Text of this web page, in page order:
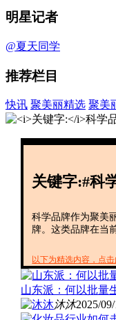
明星记者
@夏天同学
推荐栏目
快讯 聚美丽精选 聚美
关键字:#科
科学品牌作为聚美
牌。这类品牌在当
以下为精选内容，点
山东派：何以批量
沐沐2025/